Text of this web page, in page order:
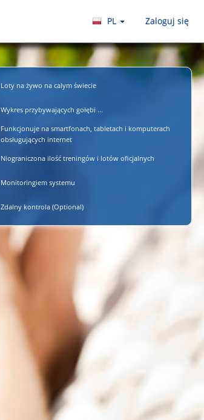
PL Zaloguj się
Loty na żywo na calym świecie
Wykres przybywających gołębi ...
Funkcjonuje na smartfonach, tabletach i komputerach
obsługujących internet
Niograniczona ilość treningów i lotów oficjalnych
Monitoringiem systemu
Zdalny kontrola (Optional)